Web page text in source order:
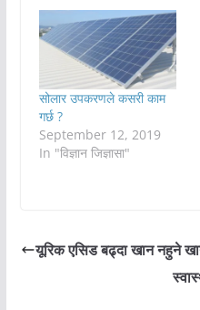
सोलार उपकरणले कसरी काम
गर्छ ?
September 12, 2019
In "विज्ञान जिज्ञासा"
यूरिक एसिड बढ्दा खान नहुने